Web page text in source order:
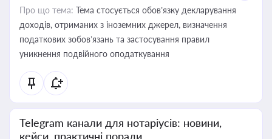
Про що тема: Тема стосується обов’язку декларування
доходів, отриманих з іноземних джерел, визначення
податкових зобов’язань та застосування правил
уникнення подвійного оподаткування
Telegram канали для нотаріусів: новини,
кейси, практичні поради